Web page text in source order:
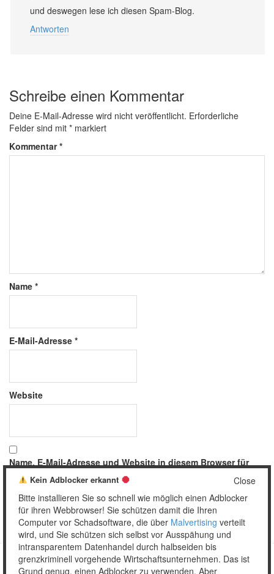
und deswegen lese ich diesen Spam-Blog.
Antworten
Schreibe einen Kommentar
Deine E-Mail-Adresse wird nicht veröffentlicht. Erforderliche
Felder sind mit * markiert
Kommentar*
Name *
E-Mail-Adresse *
Website
Name, E-Mail-Adresse und Website in diesem Browser für
meinen nächsten Kommentar speichern.
Close
Kein Adblocker erkannt
Bitte installieren Sie so schnell wie möglich einen Adblocker
für ihren Webbrowser! Sie schützen damit die Ihren
Computer vor Schadsoftware, die über Malvertising verteilt
wird, und Sie schützen sich selbst vor Ausspähung und
intransparentem Datenhandel durch halbseiden bis
grenzkriminell vorgehende Wirtschaftsunternehmen. Das ist
Grund genug, einen Adblocker zu verwenden. Aber